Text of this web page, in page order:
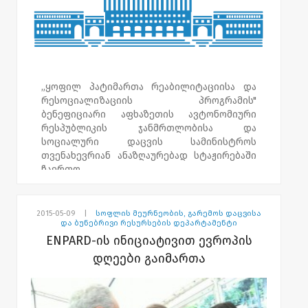
„ყოფილ პატიმართა რეაბილიტაციისა და
რესოციალიზაციის პროგრამის"
ბენეფიციარი აფხაზეთის ავტონომიური
რესპუბლიკის ჯანმრთლობისა და
სოციალური დაცვის სამინისტროს
თვენახევრიან ანაზღაურებად სტაჟირებაში
ჩაერთო.
აფხაზეთის ავტონომიური რესპუბლიკის
ჯანმრთელობის და სოციალური დაცვის
სამინისტროს საქმისწარმოების,ადამიანური
რესურსების მართვისა და იურიდიულ
საკითხთა სამმართველოში სტაჟირება
დღეიდან დაიწყო. ანაზღაურებადი
სტაჟირება „ყოფილ მსჯავრდებულთა
2015-05-09
სოფლის მეურნეობის, გარემოს დაცვისა
და ბუნებრივი რესურსების დეპარტამენტი
ENPARD-ის ინიციატივით ევროპის
დღეები გაიმართა